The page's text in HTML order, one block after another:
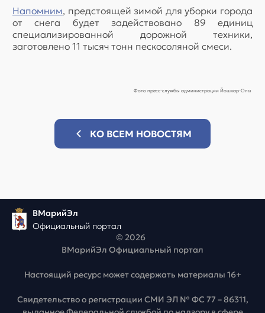
Напомним, предстоящей зимой для уборки города
от снега будет задействовано 89 единиц
специализированной дорожной техники,
заготовлено 11 тысяч тонн пескосоляной смеси.
Фото пресс-службы администрации Йошкар-Олы
КО ВСЕМ НОВОСТЯМ
ВМарийЭл
Официальный портал
© 2026
ВМарийЭл Официальный портал
Настоящий ресурс может содержать материалы 16+
Свидетельство о регистрации СМИ ЭЛ № ФС 77 – 86311,